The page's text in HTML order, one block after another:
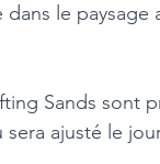
le
Sands sont
ajusté le